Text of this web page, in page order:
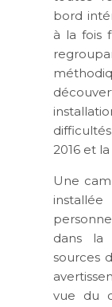
bord
à la fois
2016 et
Une
dans la
sources
vue du